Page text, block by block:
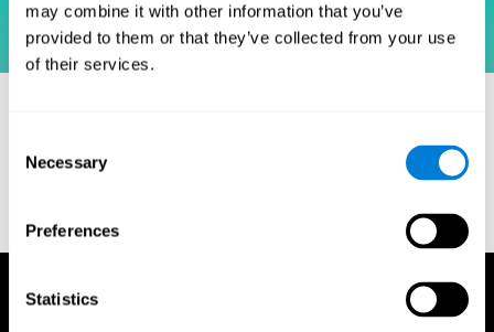
may combine it with other information that you’ve
provided to them or that they’ve collected from your use
of their services.
Selection
Necessary
Preferences
Statistics
function of angular stimulus-response correspondence and
age. Ergonomics, 6, 99–105.